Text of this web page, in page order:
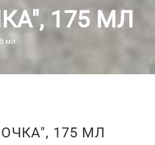
175 МЛ
мл
175 МЛ